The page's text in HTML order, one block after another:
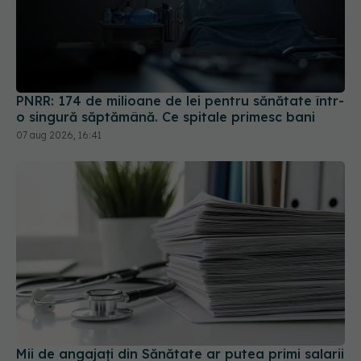
PNRR: 174 de milioane de lei pentru sănătate într-
o singură săptămână. Ce spitale primesc bani
07 aug 2026, 16:41
Mii de angajați din Sănătate ar putea primi salarii